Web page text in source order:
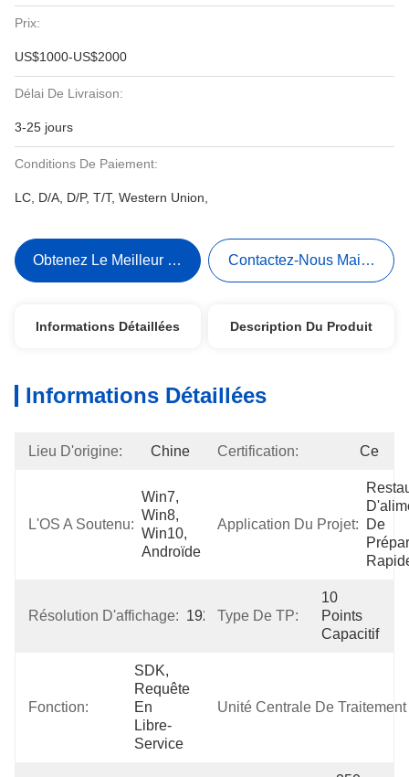
Prix:
US$1000-US$2000
Délai De Livraison:
3-25 jours
Conditions De Paiement:
LC, D/A, D/P, T/T, Western Union,
Obtenez Le Meilleur Prix Contactez-Nous Maintenant
Informations Détaillées Description Du Produit
Informations Détaillées
Lieu D'origine: Chine Certification: Ce
L'OS A Soutenu:
Win7,
Win8,
Win10,
Androïde
Application Du Projet:
De
Résolution D'affichage: 1920*1080
Type De TP:
10
Points
Capacitif
Fonction:
SDK,
Requête
En
Libre-
Service
Unité Centrale De